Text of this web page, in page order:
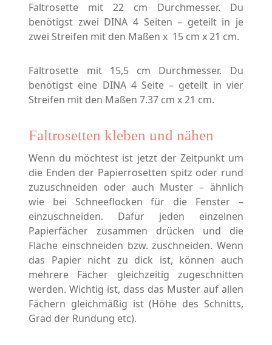
Faltrosette mit 22 cm Durchmesser. Du
benötigst zwei DINA 4 Seiten – geteilt in je
zwei Streifen mit den Maßen x 15 cm x 21 cm.
Faltrosette mit 15,5 cm Durchmesser. Du
benötigst eine DINA 4 Seite – geteilt in vier
Streifen mit den Maßen 7.37 cm x 21 cm.
Faltrosetten kleben und nähen
Wenn du möchtest ist jetzt der Zeitpunkt um
die Enden der Papierrosetten spitz oder rund
zuzuschneiden oder auch Muster – ähnlich
wie bei Schneeflocken für die Fenster –
einzuschneiden. Dafür jeden einzelnen
Papierfächer zusammen drücken und die
Fläche einschneiden bzw. zuschneiden. Wenn
das Papier nicht zu dick ist, können auch
mehrere Fächer gleichzeitig zugeschnitten
werden. Wichtig ist, dass das Muster auf allen
Fächern gleichmäßig ist (Höhe des Schnitts,
Grad der Rundung etc).